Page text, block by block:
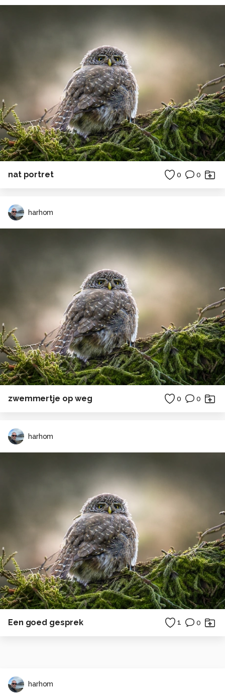
nat portret 0 0
harhom
zwemmertje op weg 0 0
harhom
Een goed gesprek 1 0
harhom